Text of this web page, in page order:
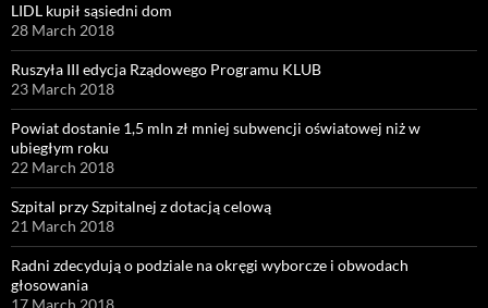
LIDL kupił sąsiedni dom
28 March 2018
Ruszyła III edycja Rządowego Programu KLUB
23 March 2018
Powiat dostanie 1,5 mln zł mniej subwencji oświatowej niż w
ubiegłym roku
22 March 2018
Szpital przy Szpitalnej z dotacją celową
21 March 2018
Radni zdecydują o podziale na okręgi wyborcze i obwodach
głosowania